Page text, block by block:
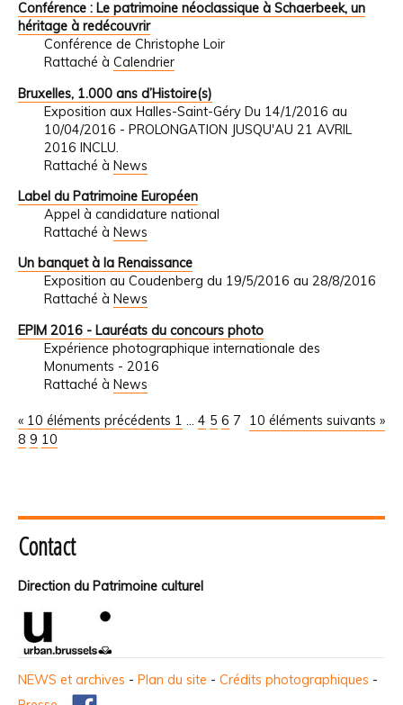
Conférence : Le patrimoine néoclassique à Schaerbeek, un
héritage à redécouvrir
Conférence de Christophe Loir
Rattaché à Calendrier
Bruxelles, 1.000 ans d’Histoire(s)
Exposition aux Halles-Saint-Géry Du 14/1/2016 au
10/04/2016 - PROLONGATION JUSQU'AU 21 AVRIL
2016 INCLU.
Rattaché à News
Label du Patrimoine Européen
Appel à candidature national
Rattaché à News
Un banquet à la Renaissance
Exposition au Coudenberg du 19/5/2016 au 28/8/2016
Rattaché à News
EPIM 2016 - Lauréats du concours photo
Expérience photographique internationale des
Monuments - 2016
Rattaché à News
« 10 éléments précédents 10 éléments suivants »
1 ... 4 5 6 7
8 9 10
Contact
Direction du Patrimoine culturel
NEWS et archives - Plan du site - Crédits photographiques -